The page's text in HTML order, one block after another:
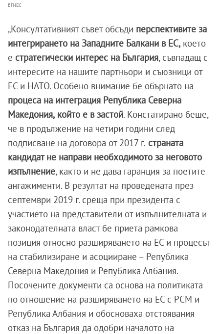
БГНЕС
„Консултативният съвет обсъди перспективите за
интегрирането на Западните Балкани в ЕС, което
е стратегически интерес на България, съвпадащ с
интересите на нашите партньори и съюзници от
ЕС и НАТО. Особено внимание бе обърнато на
процеса на интеграция Република Северна
Македония, който е в застой. Констатирано беше,
че в продължение на четири години след
подписване на договора от 2017 г. страната
кандидат не направи необходимото за неговото
изпълнение, както и не дава гаранция за поетите
ангажименти. В резултат на проведената през
септември 2019 г. среща при президента с
участието на представители от изпълнителната и
законодателната власт бе приета рамкова
позиция относно разширяването на ЕС и процесът
на стабилизиране и асоцииране – Република
Северна Македония и Република Албания.
Посочените документи са основа на политиката
по отношение на разширяването на ЕС с РСМ и
Република Албания и обосноваха отстоявания
отказ на България да одобри началото на